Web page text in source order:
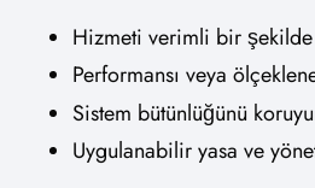
Hizmeti verimli bir
Performansı veya
Sistem bütünlüğünü
Uygulanabilir yasa ve